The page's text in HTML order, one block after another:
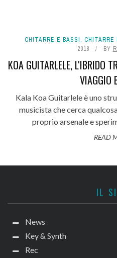
CHITARRE E BASSI, CHITARRE
2018
BY
KOA GUITARLELE, L'IBRIDO
VIAGGIO
Kala Koa Guitarlele è uno
musicista che cerca
proprio arsenale e
READ
IL
News
Key & Synth
Rec